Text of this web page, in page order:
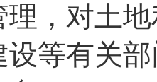
理，对土
设等有关